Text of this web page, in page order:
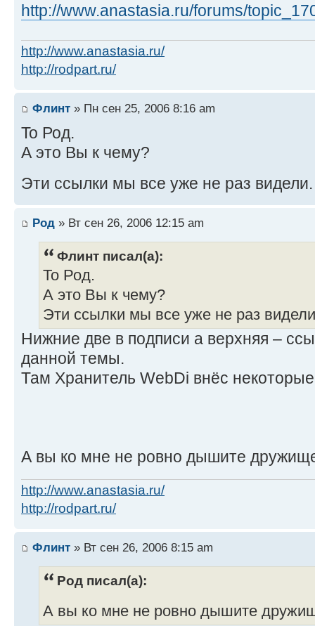
http://www.anastasia.ru/forums/
http://www.anastasia.ru/
http://rodpart.ru/
Флинт » Пн сен 25, 2006 8:16 am
To Род.
А это Вы к чему?
Эти ссылки мы все уже не раз
Род » Вт сен 26, 2006 12:15 am
Флинт писал(а):
To Род.
А это Вы к чему?
Эти ссылки мы все уже не раз
Нижние две в подписи а верхняя –
данной темы.
Там Хранитель WebDi внёс
А вы ко мне не ровно дышите
http://www.anastasia.ru/
http://rodpart.ru/
Флинт » Вт сен 26, 2006 8:15 am
Род писал(а):
А вы ко мне не ровно дышите